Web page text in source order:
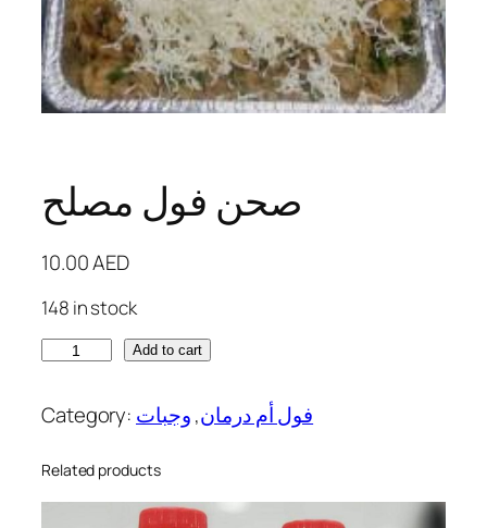
صحن فول مصلح
10.00AED
148 in stock
ن
ف
و
Add to cart
Category: فول أم درمان, وجبات
Related products